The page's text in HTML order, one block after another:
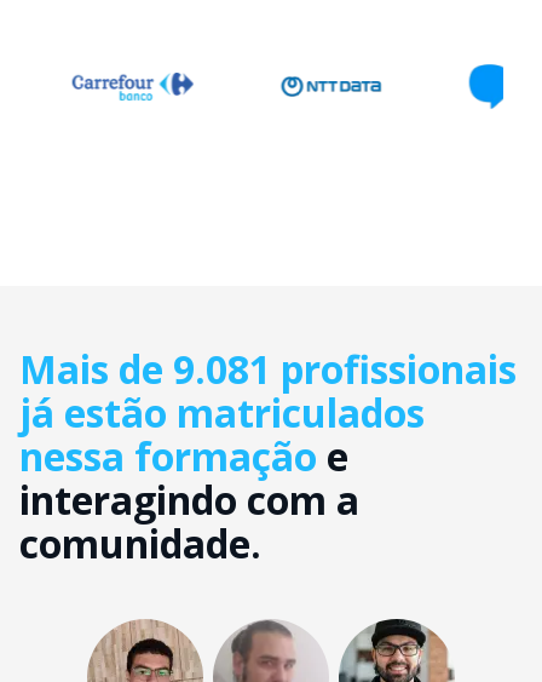
Mais de 9.081 profissionais
já estão matriculados
nessa formação e
interagindo com a
comunidade.